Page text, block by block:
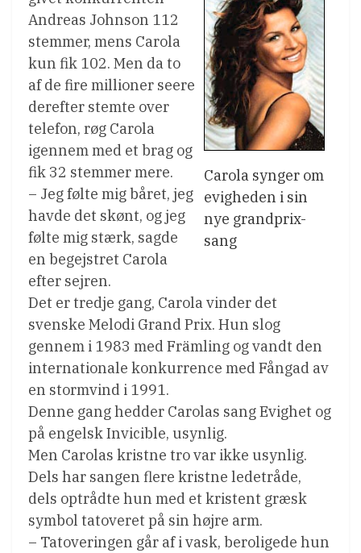
Carola synger om
evigheden i sin
nye grandprix-
sang
Andreas Johnson 112
stemmer, mens Carola
kun fik 102. Men da to
af de fire millioner seere
derefter stemte over
telefon, røg Carola
igennem med et brag og
fik 32 stemmer mere.
– Jeg følte mig båret, jeg
havde det skønt, og jeg
følte mig stærk, sagde
en begejstret Carola
efter sejren.
Det er tredje gang, Carola vinder det
svenske Melodi Grand Prix. Hun slog
gennem i 1983 med Främling og vandt den
internationale konkurrence med Fångad av
en stormvind i 1991.
Denne gang hedder Carolas sang Evighet og
på engelsk Invicible, usynlig.
Men Carolas kristne tro var ikke usynlig.
Dels har sangen flere kristne ledetråde,
dels optrådte hun med et kristent græsk
symbol tatoveret på sin højre arm.
– Tatoveringen går af i vask, beroligede hun